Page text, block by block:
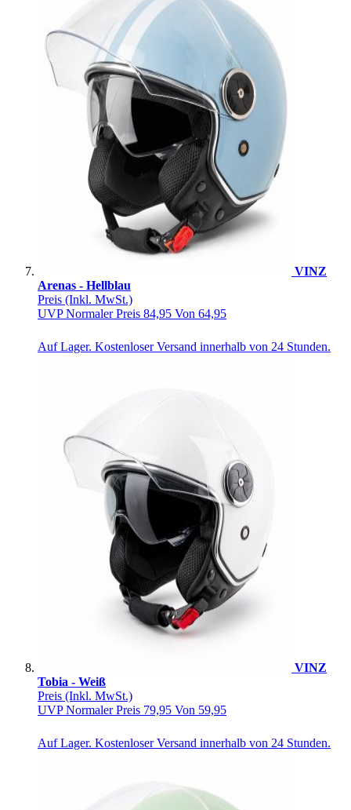
VINZ
Arenas - Hellblau
Preis (Inkl. MwSt.)
UVPNormaler Preis 84,95 Von 64,95
Auf Lager. Kostenloser Versand innerhalb von 24 Stunden.
VINZ
Tobia - Weiß
Preis (Inkl. MwSt.)
UVPNormaler Preis 79,95 Von 59,95
Auf Lager. Kostenloser Versand innerhalb von 24 Stunden.